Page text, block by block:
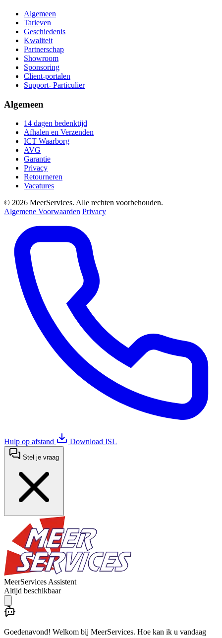
Algemeen
Tarieven
Geschiedenis
Kwaliteit
Partnerschap
Showroom
Sponsoring
Client-portalen
Support- Particulier
Algemeen
14 dagen bedenktijd
Afhalen en Verzenden
ICT Waarborg
AVG
Garantie
Privacy
Retourneren
Vacatures
© 2026 MeerServices. Alle rechten voorbehouden.
Algemene Voorwaarden Privacy
Hulp op afstand Download ISL
Stel je vraag
MeerServices Assistent
Altijd beschikbaar
Goedenavond! Welkom bij MeerServices. Hoe kan ik u vandaag